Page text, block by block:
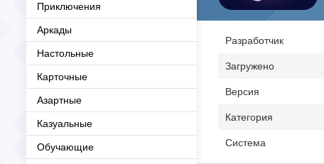
Приключения
Аркады
Настольные
Карточные
Азартные
Казуальные
Обучающие
Разработчик
Загружено
Версия
Категория
Система